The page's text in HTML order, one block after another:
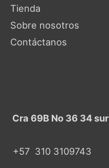
Tienda
Sobre nosotros
Contáctanos
Cra 69B No 36 34 sur
+57 310 3109743